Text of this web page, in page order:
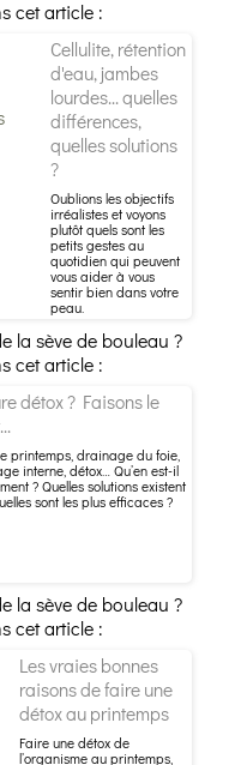
cet article :
Cellulite, rétention
d'eau, jambes
lourdes... quelles
différences,
quelles solutions
?
Oublions les objectifs
irréalistes et voyons
plutôt quels sont les
petits gestes au
quotidien qui peuvent
vous aider à vous
sentir bien dans votre
peau.
la sève de bouleau ?
cet article :
détox ? Faisons le
printemps, drainage du foie,
interne, détox… Qu’en est-il
? Quelles solutions existent
sont les plus efficaces ?
la sève de bouleau ?
cet article :
Les vraies bonnes
raisons de faire une
détox au printemps
Faire une détox de
l’organisme au printemps,